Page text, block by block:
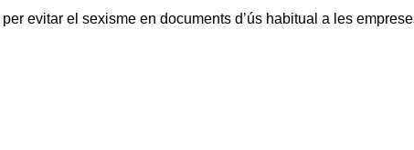
evitar el sexisme en documents d’ús habitual a les